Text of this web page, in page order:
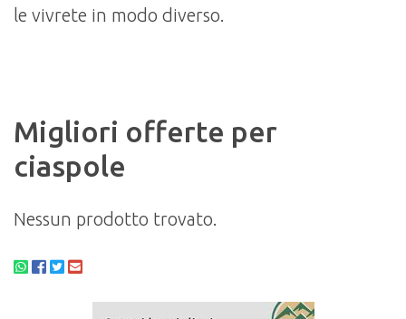
le vivrete in modo diverso.
Migliori offerte per
ciaspole
Nessun prodotto trovato.